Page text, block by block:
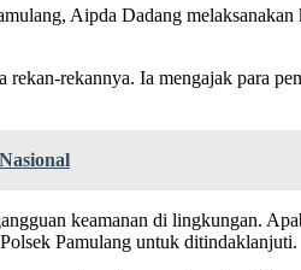
Aipda Dadang
rekannya. Ia mengajak para
keamanan di lingkungan.
Pamulang untuk ditindaklanjuti.